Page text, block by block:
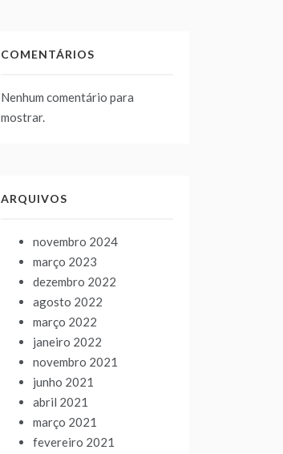
COMENTÁRIOS
Nenhum comentário para
mostrar.
ARQUIVOS
novembro 2024
março 2023
dezembro 2022
agosto 2022
março 2022
janeiro 2022
novembro 2021
junho 2021
abril 2021
março 2021
fevereiro 2021